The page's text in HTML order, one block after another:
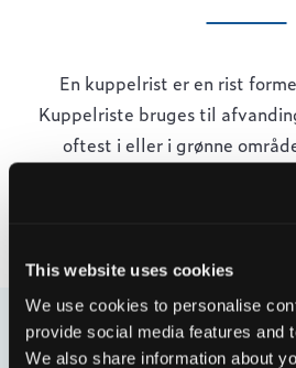
This website uses cookies
We use cookies to personalise
provide social media features and
We also share information about
En kuppelrist er en rist
Kuppelriste bruges til
oftest i eller i grønne
installationer. De er ikke
de kan klare op til 1,5 tons
Filter